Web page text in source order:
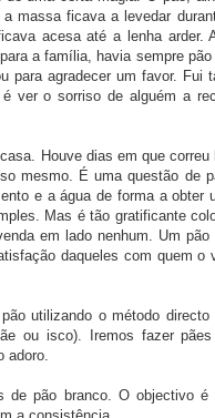
massa ficava a levedar
acesa até a lenha arder.
a família, havia sempre pão
para agradecer um favor. Fui
ver o sorriso de alguém a
Houve dias em que correu
mesmo. É uma questão de
e a água de forma a obter
Mas é tão gratificante
em lado nenhum. Um pão
daqueles com quem o
utilizando o método
ou isco). Iremos fazer
adoro.
pão branco. O objectivo é